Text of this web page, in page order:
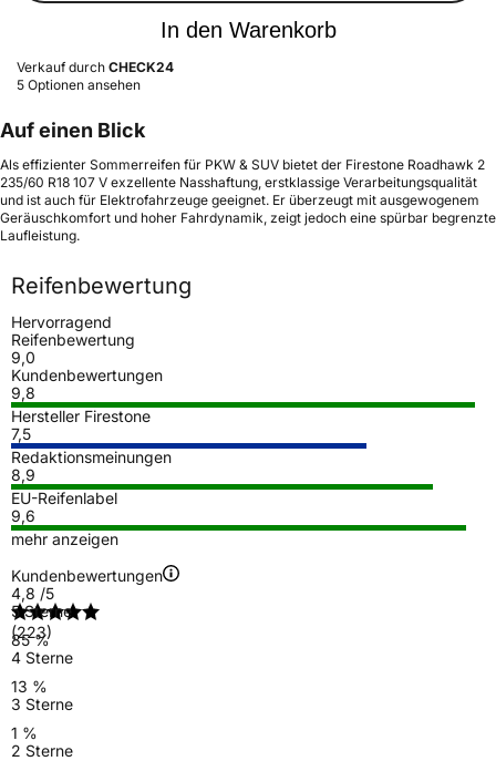
In den Warenkorb
Verkauf durch CHECK24
5 Optionen ansehen
Auf einen Blick
Als effizienter Sommerreifen für PKW & SUV bietet der Firestone Roadhawk 2
235/60 R18 107 V exzellente Nasshaftung, erstklassige Verarbeitungsqualität
und ist auch für Elektrofahrzeuge geeignet. Er überzeugt mit ausgewogenem
Geräuschkomfort und hoher Fahrdynamik, zeigt jedoch eine spürbar begrenzte
Laufleistung.
Reifenbewertung
Hervorragend
Reifenbewertung
9,0
Kundenbewertungen
9,8
Hersteller Firestone
7,5
Redaktionsmeinungen
8,9
EU-Reifenlabel
9,6
mehr anzeigen
Kundenbewertungen
4,8 /5
(223)
5 Sterne
85 %
4 Sterne
13 %
3 Sterne
1 %
2 Sterne